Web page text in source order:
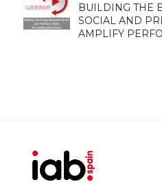
BUILDING THE
SOCIAL AND
AMPLIFY